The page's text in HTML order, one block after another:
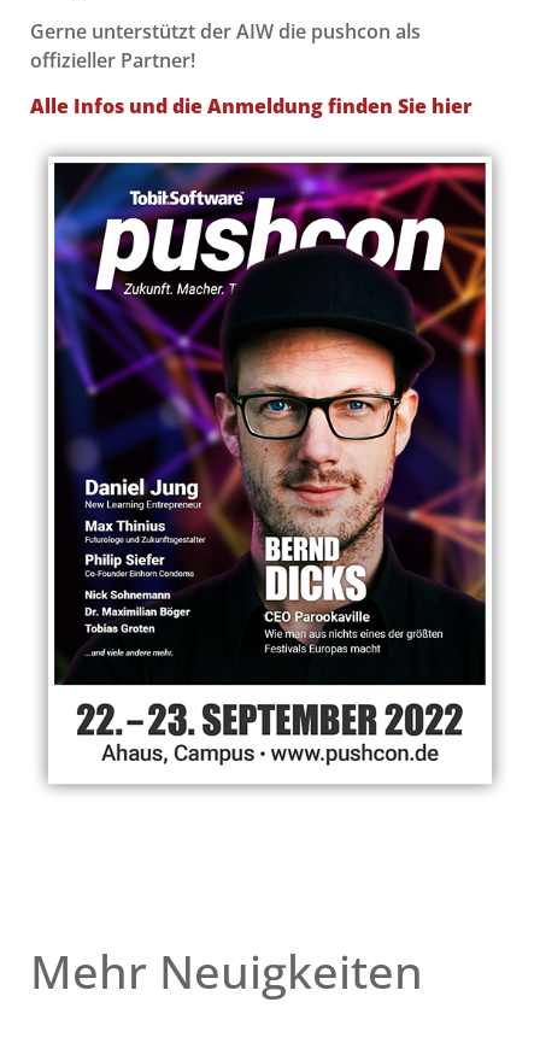
Gerne unterstützt der AIW die pushcon als
offizieller Partner!
Alle Infos und die Anmeldung finden Sie hier
Mehr Neuigkeiten